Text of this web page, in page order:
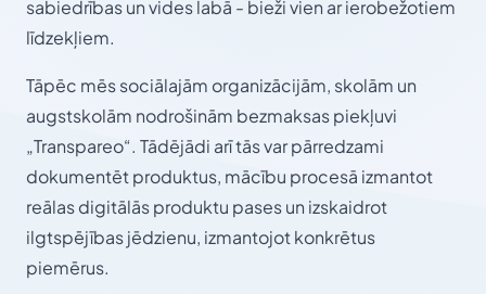
sabiedrības un vides labā - bieži vien ar ierobežotiem
līdzekļiem.
Tāpēc mēs sociālajām organizācijām, skolām un
augstskolām nodrošinām bezmaksas piekļuvi
„Transpareo“. Tādējādi arī tās var pārredzami
dokumentēt produktus, mācību procesā izmantot
reālas digitālās produktu pases un izskaidrot
ilgtspējības jēdzienu, izmantojot konkrētus
piemērus.